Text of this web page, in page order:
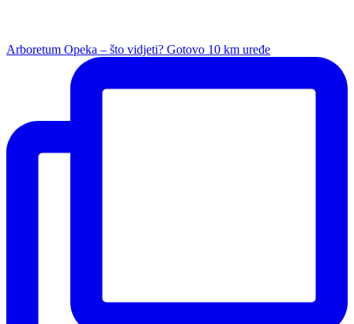
Arboretum Opeka – što vidjeti? Gotovo 10 km uređe